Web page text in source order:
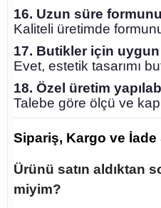
16. Uzun süre
Kaliteli üretimde
17. Butikler için
Evet, estetik tasarımı
18. Özel üretim
Talebe göre ölçü ve
Sipariş, Kargo ve İade
Ürünü satın aldıktan
miyim?